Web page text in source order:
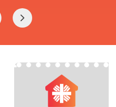
Seite
Nächste Seite